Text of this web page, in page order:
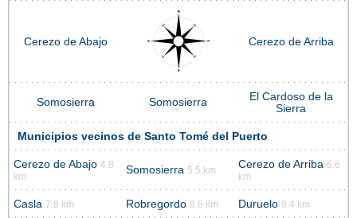
Cerezo de Abajo Cerezo de Arriba
Somosierra Somosierra
El Cardoso de la
Sierra
Municipios vecinos de Santo Tomé del Puerto
Cerezo de Abajo 4.8
km
Somosierra 5.5 km Cerezo de Arriba 6.6
km
Casla 7.8 km Robregordo 8.6 km Duruelo 9.4 km